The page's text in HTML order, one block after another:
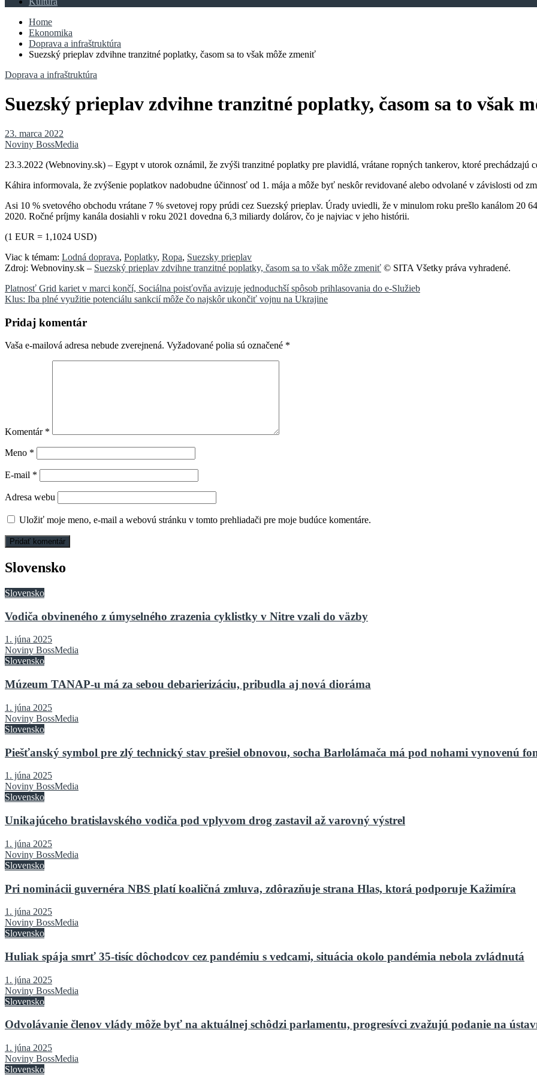
Home
Ekonomika
Doprava a infraštruktúra
Suezský prieplav zdvihne tranzitné poplatky, časom sa to však môže zmeniť
Doprava a infraštruktúra
Suezský prieplav zdvihne tranzitné poplatky, časom sa to však
23. marca 2022
Noviny BossMedia
23.3.2022 (Webnoviny.sk) – Egypt v utorok oznámil, že zvýši tranzitné poplatky pre plavidlá, vrátane ropných tankerov, ktoré prechádzajú
Káhira informovala, že zvýšenie poplatkov nadobudne účinnosť od 1. mája a môže byť neskôr revidované alebo odvolané v závislosti od
Asi 10 % svetového obchodu vrátane 7 % svetovej ropy prúdi cez Suezský prieplav. Úrady uviedli, že v minulom roku prešlo kanálom 20
2020. Ročné príjmy kanála dosiahli v roku 2021 dovedna 6,3 miliardy dolárov, čo je najviac v jeho histórii.
(1 EUR = 1,1024 USD)
Viac k témam: Lodná doprava, Poplatky, Ropa, Suezsky prieplav
Zdroj: Webnoviny.sk – Suezský prieplav zdvihne tranzitné poplatky, časom sa to však môže zmeniť © SITA Všetky práva vyhradené.
Navigácia
v
článku
Platnosť Grid kariet v marci končí, Sociálna poisťovňa avizuje jednoduchší spôsob prihlasovania do e-Služieb
Klus: Iba plné využitie potenciálu sankcií môže čo najskôr ukončiť vojnu na Ukrajine
Pridaj komentár
Vaša e-mailová adresa nebude zverejnená. Vyžadované polia sú označené *
Komentár *
Meno *
E-mail *
Adresa webu
Uložiť moje meno, e-mail a webovú stránku v tomto prehliadači pre moje budúce komentáre.
Slovensko
Slovensko
Vodiča obvineného z úmyselného zrazenia cyklistky v Nitre vzali do väzby
1. júna 2025
Noviny BossMedia
Slovensko
Múzeum TANAP-u má za sebou debarierizáciu, pribudla aj nová dioráma
1. júna 2025
Noviny BossMedia
Slovensko
Piešťanský symbol pre zlý technický stav prešiel obnovou, socha Barlolámača má pod nohami vynovenú
1. júna 2025
Noviny BossMedia
Slovensko
Unikajúceho bratislavského vodiča pod vplyvom drog zastavil až varovný výstrel
1. júna 2025
Noviny BossMedia
Slovensko
Pri nominácii guvernéra NBS platí koaličná zmluva, zdôrazňuje strana Hlas, ktorá podporuje Kažimíra
1. júna 2025
Noviny BossMedia
Slovensko
Huliak spája smrť 35-tisíc dôchodcov cez pandémiu s vedcami, situácia okolo pandémia nebola zvládnutá
1. júna 2025
Noviny BossMedia
Slovensko
Odvolávanie členov vlády môže byť na aktuálnej schôdzi parlamentu, progresívci zvažujú podanie na
1. júna 2025
Noviny BossMedia
Slovensko